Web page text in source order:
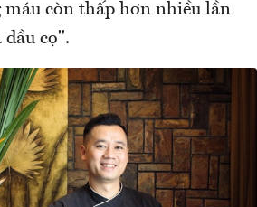
còn thấp hơn nhiều lần
dầu cọ".